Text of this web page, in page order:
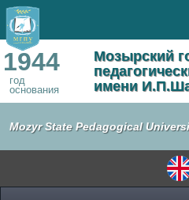
1944
год
основания
Мозырский
имени
Mozyr State Pedagogical